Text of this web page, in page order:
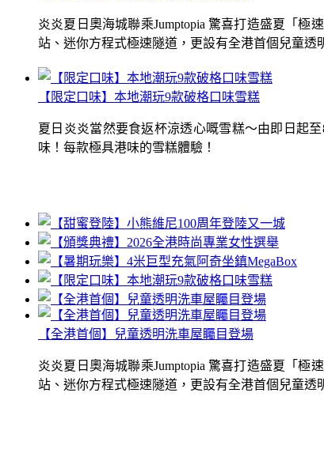
炎炎夏日奧海城聯乘Jumptopia 驚喜打造盛夏「
站、迷你方程式極速隧道，更設有全港首個兒童透
【限定口味】本地潮玩9款破格口味雪糕
夏日炎炎當然要食返杯涼透心嘅雪糕～由即日起
味！每款極具港味的雪糕體驗！
【全港首個】兒童透明洗車屋矚目登場
炎炎夏日奧海城聯乘Jumptopia 驚喜打造盛夏「
站、迷你方程式極速隧道，更設有全港首個兒童透